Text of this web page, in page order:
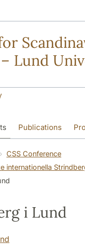
Lund
Publications
CSS Conference
internationella
i Lund